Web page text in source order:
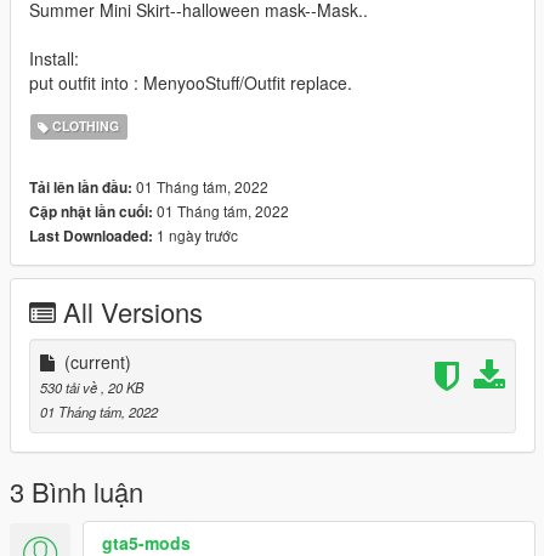
Summer Mini Skirt--halloween mask--Mask..
Install:
put outfit into : MenyooStuff/Outfit replace.
CLOTHING
Tải lên lần đầu: 01 Tháng tám, 2022
Cập nhật lần cuối: 01 Tháng tám, 2022
Last Downloaded: 1 ngày trước
All Versions
(current)
530 tải về , 20 KB
01 Tháng tám, 2022
3 Bình luận
gta5-mods